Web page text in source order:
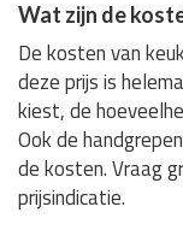
Wat zijn de
De kosten van
deze prijs is
kiest, de
Ook de
de kosten. Vraag
prijsindicatie.